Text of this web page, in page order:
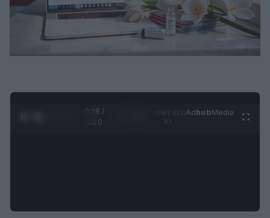
0:28 /
1:20
AdhubMedia